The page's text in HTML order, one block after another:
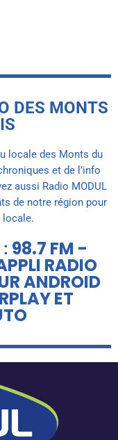
DES MONTS
locale des Monts du
et de l’info
aussi Radio MODUL
de notre région pour
locale.
: 98.7 FM -
RADIO
ANDROID
ET